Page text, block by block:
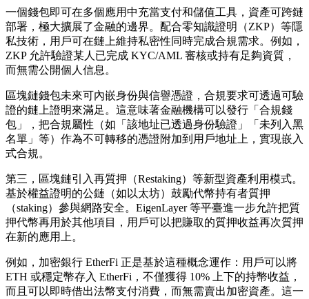
一個錢包即可在多個應用中充當支付和儲值工具，資產可跨鏈
部署，極大擴展了金融的邊界。配合零知識證明（ZKP）等隱
私技術，用戶可在鏈上維持私密性同時完成合規需求。例如，
ZKP 允許驗證某人已完成 KYC/AML 審核或持有足夠資質，
而無需公開個人信息。
區塊鏈錢包未來可內嵌身份與信譽憑證，合規要求可透過可驗
證的鏈上證明來滿足。這意味著金融機構可以發行「合規錢
包」，把合規屬性（如「該地址已透過身份驗證」「未列入黑
名單」等）作為不可轉移的憑證附加到用戶地址上，實現嵌入
式合規。
第三，區塊鏈引入再質押（Restaking）等新型資產利用模式。
基於權益證明的公鏈（如以太坊）鼓勵代幣持有者質押
（staking）參與網路安全。EigenLayer 等平臺進一步允許把質
押代幣再用於其他項目，用戶可以把賺取的質押收益再次質押
在新的應用上。
例如，加密銀行 EtherFi 正是基於這種概念運作：用戶可以將
ETH 或穩定幣存入 EtherFi，不僅獲得 10% 上下的持幣收益，
而且可以即時借出法幣支付消費，而無需賣出加密資產。這一